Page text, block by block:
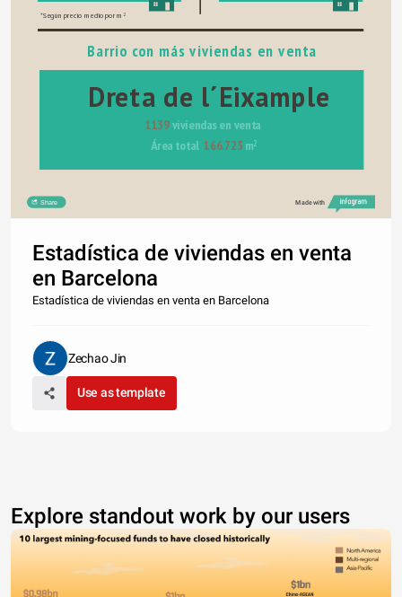
*Según precio medio por m 2
Barrio con más viviendas en venta
Dreta de l´Eixample
1139 viviendas en venta
Área total 166.723 m2
Share Made with
Estadística de viviendas en venta
en Barcelona
Estadística de viviendas en venta en Barcelona
Zechao Jin
Use as template
Explore standout work by our users